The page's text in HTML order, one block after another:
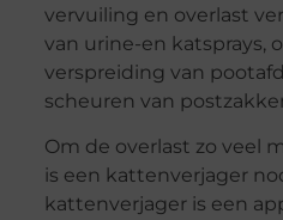
vervuiling en overlast
van urine-en katsprays,
verspreiding van
scheuren van
Om de overlast zo veel
is een kattenverjager
kattenverjager is een